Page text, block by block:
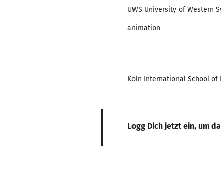
UWS University of Western
animation
Köln International School of
Logg Dich jetzt ein, um